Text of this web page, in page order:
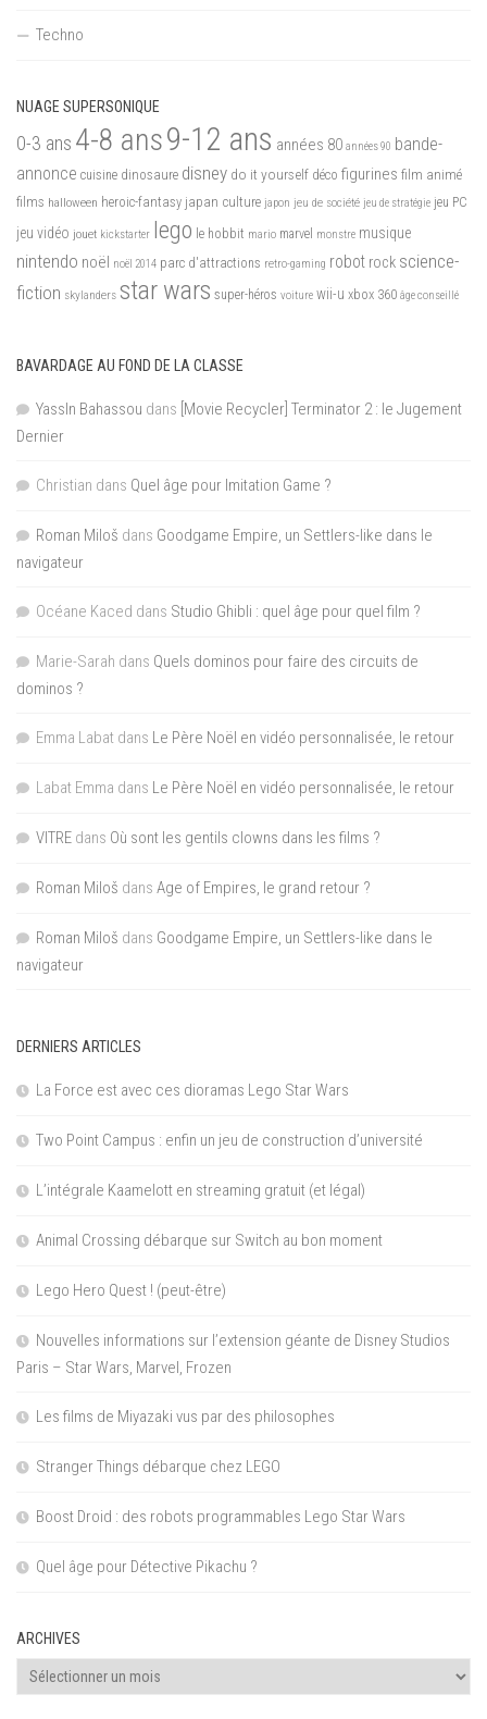
Techno
NUAGE SUPERSONIQUE
0-3 ans 4-8 ans9-12 ans années 80 années 90 bande-
annonce cuisine dinosaure disney do it yourself déco figurines film animé
films halloween heroic-fantasy japan culture japon jeu de société jeu de stratégie jeu PC
jeu vidéo jouet kickstarter lego le hobbit mario marvel monstre musique
nintendo noël noël 2014 parc d'attractions retro-gaming robot rock science-
fiction skylanders star wars super-héros voiture wii-u xbox 360 âge conseillé
BAVARDAGE AU FOND DE LA CLASSE
YassIn Bahassou dans [Movie Recycler] Terminator 2 : le Jugement
Dernier
Christian dans Quel âge pour Imitation Game ?
Roman Miloš dans Goodgame Empire, un Settlers-like dans le
navigateur
Océane Kaced dans Studio Ghibli : quel âge pour quel film ?
Marie-Sarah dans Quels dominos pour faire des circuits de
dominos ?
Emma Labat dans Le Père Noël en vidéo personnalisée, le retour
Labat Emma dans Le Père Noël en vidéo personnalisée, le retour
VITRE dans Où sont les gentils clowns dans les films ?
Roman Miloš dans Age of Empires, le grand retour ?
Roman Miloš dans Goodgame Empire, un Settlers-like dans le
navigateur
DERNIERS ARTICLES
La Force est avec ces dioramas Lego Star Wars
Two Point Campus : enfin un jeu de construction d’université
L’intégrale Kaamelott en streaming gratuit (et légal)
Animal Crossing débarque sur Switch au bon moment
Lego Hero Quest ! (peut-être)
Nouvelles informations sur l’extension géante de Disney Studios
Paris – Star Wars, Marvel, Frozen
Les films de Miyazaki vus par des philosophes
Stranger Things débarque chez LEGO
Boost Droid : des robots programmables Lego Star Wars
Quel âge pour Détective Pikachu ?
ARCHIVES
Archives